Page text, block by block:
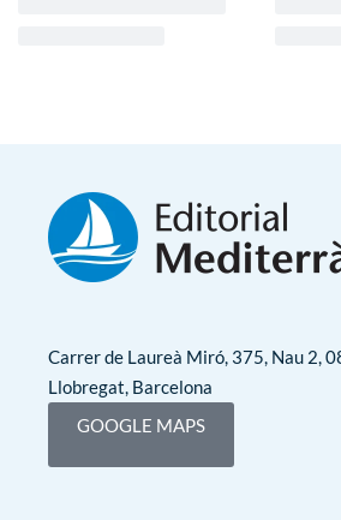
Carrer de Laureà Miró, 375, Nau 2,
Llobregat, Barcelona
GOOGLE MAPS